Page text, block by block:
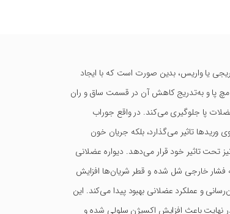
یا واریس، بدین صورت است که با ایجاد
مچ پا و به‌تدریج کاهش آن در قسمت ساق و ران
پا جلوگیری می‌کند. در واقع جوراب
وریدها تاثیر می‌گذارد، بلکه جریان خون
تحت تاثیر خود قرار می‌دهد. دیواره عضلانی
فشار خارجی شل شده و قطر شریان‌ها افزایش
و عملکرد عضلانی بهبود پیدا می‌کند. این
نهایت باعث افزایش اکسیژن سلولی شده و